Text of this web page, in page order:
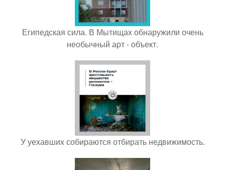
Египедская сила. В Мытищах обнаружили очень
необычный арт - объект.
У уехавших собираются отбирать недвижимость.